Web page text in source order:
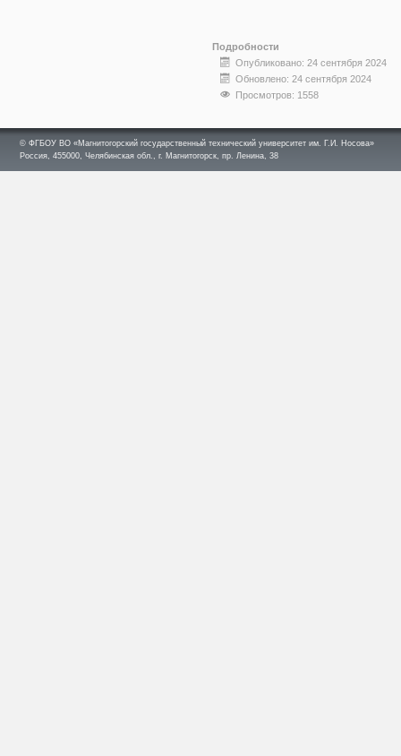
Подробности
Опубликовано: 24 сентября 2024
Обновлено: 24 сентября 2024
Просмотров: 1558
© ФГБОУ ВО «Магнитогорский государственный технический университет им. Г.И. Носова»
Россия, 455000, Челябинская обл., г. Магнитогорск, пр. Ленина, 38